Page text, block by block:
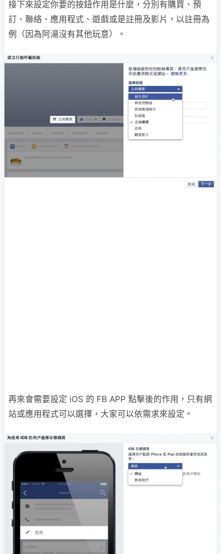
接下來設定你要的按鈕作用是什麼，分別有購買、預
訂、聯絡、應用程式、遊戲或是註冊及影片，以註冊為
例（因為阿湯沒有其他玩意）。
再來會需要設定 iOS 的 FB APP 點擊後的作用，只有網
站或應用程式可以選擇，大家可以依需求來設定。